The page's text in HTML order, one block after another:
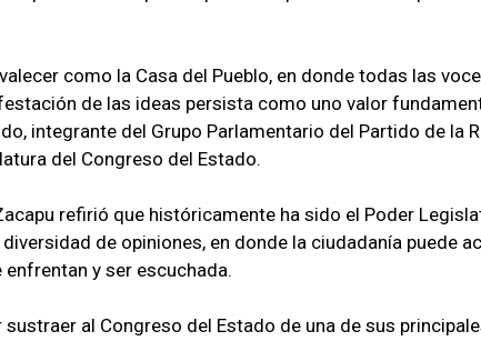
como la Casa del Pueblo, en donde todas las
de las ideas persista como uno valor
integrante del Grupo Parlamentario del Partido de la
del Congreso del Estado.
refirió que históricamente ha sido el Poder
de opiniones, en donde la ciudadanía puede
y ser escuchada.
al Congreso del Estado de una de sus